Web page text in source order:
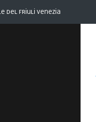
DEL FRIULI VENEZIA